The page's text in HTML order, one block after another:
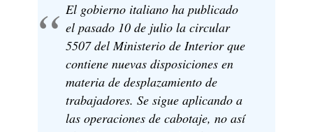
El gobierno italiano ha publicado
el pasado 10 de julio la circular
5507 del Ministerio de Interior que
contiene nuevas disposiciones en
materia de desplazamiento de
trabajadores. Se sigue aplicando a
las operaciones de cabotaje, no así